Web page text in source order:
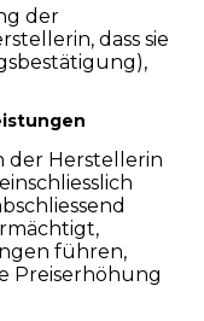
der
dass sie
der Herstellerin
führen,
Preiserhöhung